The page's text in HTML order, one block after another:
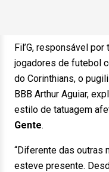
Fil’G, responsável
jogadores de futebol
do Corinthians, o
BBB Arthur Aguiar,
estilo de tatuagem
Gente.
“Diferente das outras
esteve presente.